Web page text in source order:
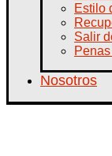
Estilo
Salir
Nosotros